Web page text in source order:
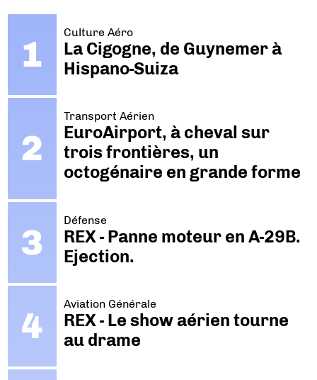
Culture Aéro
La Cigogne, de Guynemer à
Hispano-Suiza
Transport Aérien
EuroAirport, à cheval sur
trois frontières, un
octogénaire en grande forme
Défense
REX - Panne moteur en A-29B.
Ejection.
Aviation Générale
REX - Le show aérien tourne
au drame